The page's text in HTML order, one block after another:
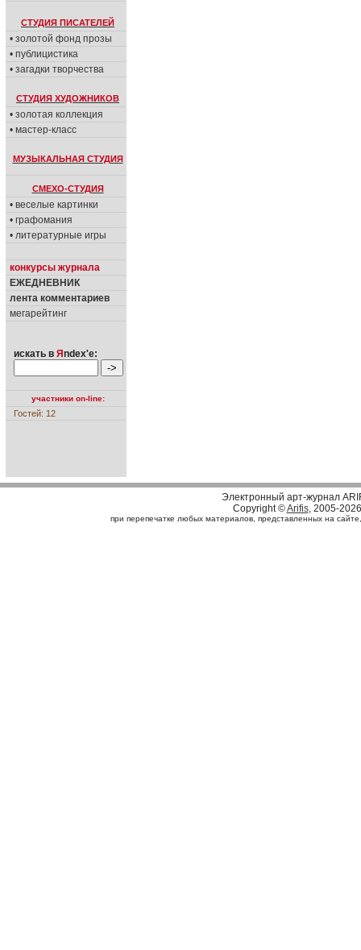
СТУДИЯ ПИСАТЕЛЕЙ
• золотой фонд прозы
• публицистика
• загадки творчества
СТУДИЯ ХУДОЖНИКОВ
• золотая коллекция
• мастер-класс
МУЗЫКАЛЬНАЯ СТУДИЯ
СМЕХО-СТУДИЯ
• веселые картинки
• графомания
• литературные игры
конкурсы журнала
ЕЖЕДНЕВНИК
лента комментариев
мегарейтинг
искать в Я ndex'е:
участники on-line:
Гостей: 12
Электронный арт-журнал
Copyright ©Arifis, 2005-2026
при перепечатке любых материалов, представленных на